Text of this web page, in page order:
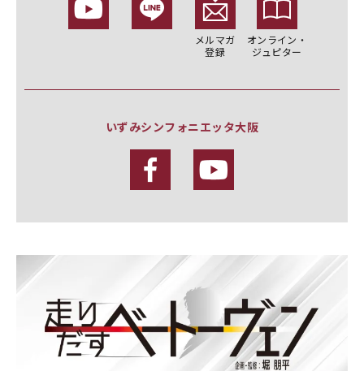
メルマガ
登録
オンライン・
ジュピター
いずみシンフォニエッタ大阪